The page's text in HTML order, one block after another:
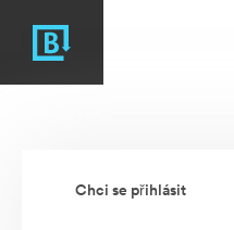
Chci se přihlásit